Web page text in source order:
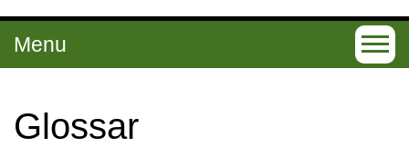
T
o
Menu
Glos­sar